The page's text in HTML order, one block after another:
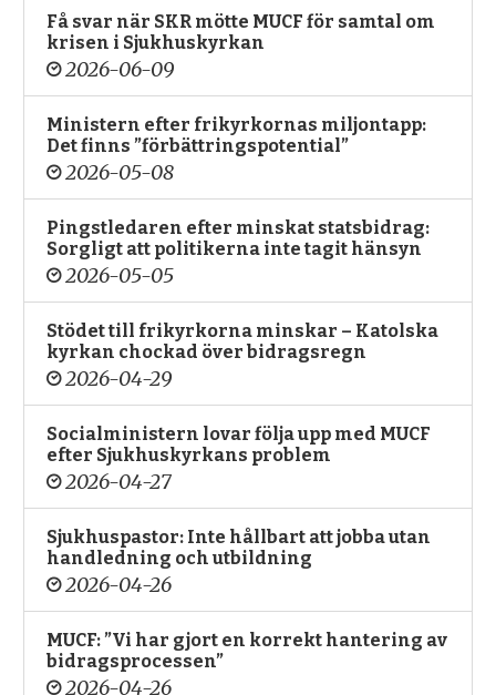
Få svar när SKR mötte MUCF för samtal om
krisen i Sjukhuskyrkan
2026-06-09
Ministern efter frikyrkornas miljontapp:
Det finns ”förbättringspotential”
2026-05-08
Pingstledaren efter minskat statsbidrag:
Sorgligt att politikerna inte tagit hänsyn
2026-05-05
Stödet till frikyrkorna minskar – Katolska
kyrkan chockad över bidragsregn
2026-04-29
Socialministern lovar följa upp med MUCF
efter Sjukhuskyrkans problem
2026-04-27
Sjukhuspastor: Inte hållbart att jobba utan
handledning och utbildning
2026-04-26
MUCF: ”Vi har gjort en korrekt hantering av
bidragsprocessen”
2026-04-26